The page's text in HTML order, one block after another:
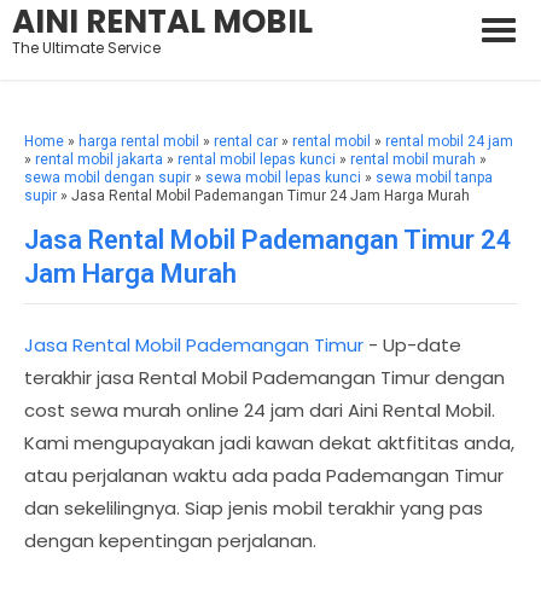
AINI RENTAL MOBIL
The Ultimate Service
Home » harga rental mobil » rental car » rental mobil » rental mobil 24 jam
» rental mobil jakarta » rental mobil lepas kunci » rental mobil murah »
sewa mobil dengan supir » sewa mobil lepas kunci » sewa mobil tanpa
supir » Jasa Rental Mobil Pademangan Timur 24 Jam Harga Murah
Jasa Rental Mobil Pademangan Timur 24
Jam Harga Murah
Jasa Rental Mobil Pademangan Timur - Up-date
terakhir jasa Rental Mobil Pademangan Timur dengan
cost sewa murah online 24 jam dari Aini Rental Mobil.
Kami mengupayakan jadi kawan dekat aktfititas anda,
atau perjalanan waktu ada pada Pademangan Timur
dan sekelilingnya. Siap jenis mobil terakhir yang pas
dengan kepentingan perjalanan.